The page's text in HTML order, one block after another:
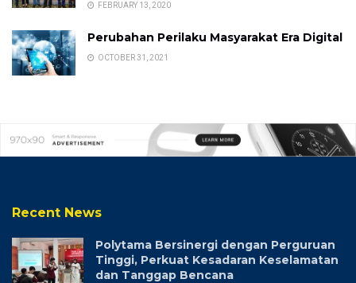
FEBRUARY 13, 2020
Perubahan Perilaku Masyarakat Era Digital
OCTOBER 31, 2021
Recent News
Polytama Bersinergi dengan Perguruan
Tinggi, Perkuat Kesadaran Keselamatan
dan Tanggap Bencana